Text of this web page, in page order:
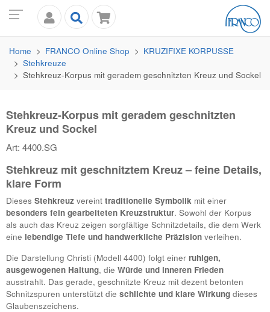
Home FRANCO Online Shop
KRUZIFIXE KORPUSSE
Stehkreuze
Stehkreuz-Korpus mit geradem geschnitzten Kreuz und Sockel
Stehkreuz-Korpus mit geradem geschnitzten
Kreuz und Sockel
Art: 4400.SG
Stehkreuz mit geschnitztem Kreuz – feine Details,
klare Form
Dieses Stehkreuz vereint traditionelle Symbolik mit einer
besonders fein gearbeiteten Kreuzstruktur. Sowohl der Korpus
als auch das Kreuz zeigen sorgfältige Schnitzdetails, die dem Werk
eine lebendige Tiefe und handwerkliche Präzision verleihen.
Die Darstellung Christi (Modell 4400) folgt einer ruhigen,
ausgewogenen Haltung, die Würde und inneren Frieden
ausstrahlt. Das gerade, geschnitzte Kreuz mit dezent betonten
Schnitzspuren unterstützt die schlichte und klare Wirkung dieses
Glaubenszeichens.